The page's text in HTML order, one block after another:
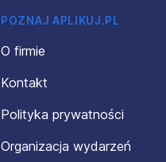
POZNAJ APLIKUJ.PL
O firmie
Kontakt
Polityka prywatności
Organizacja wydarzeń